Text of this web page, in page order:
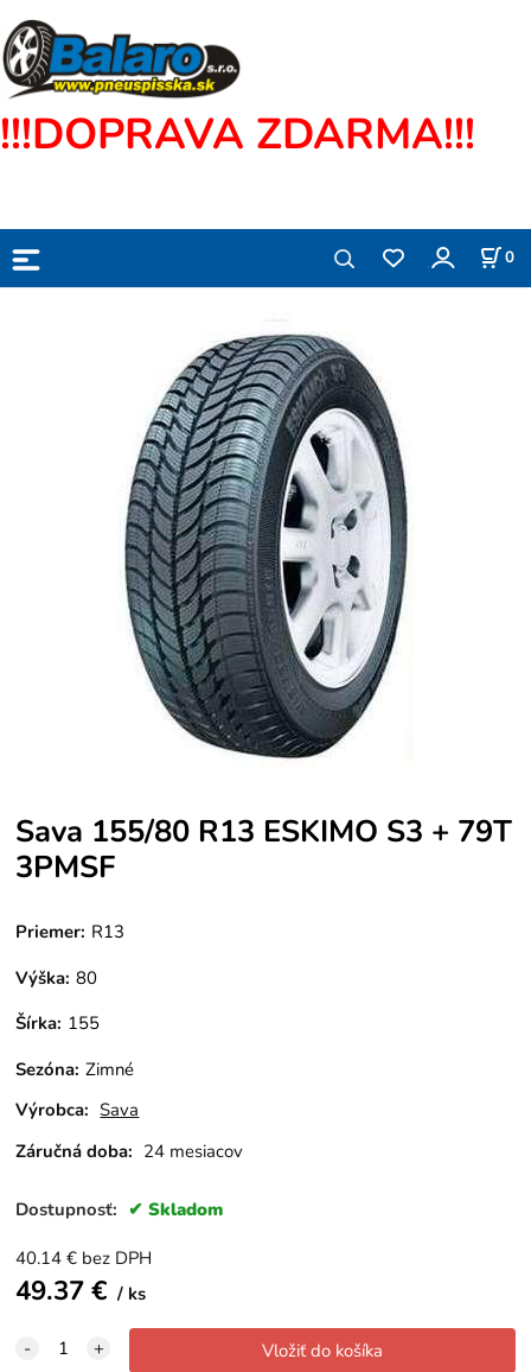
!!!DOPRAVA ZDARMA!!!
0
Sava 155/80 R13 ESKIMO S3 + 79T
3PMSF
Priemer: R13
Výška: 80
Šírka: 155
Sezóna: Zimné
Výrobca: Sava
Záručná doba: 24 mesiacov
Dostupnosť: Skladom
40.14 € bez DPH
49.37€ ks